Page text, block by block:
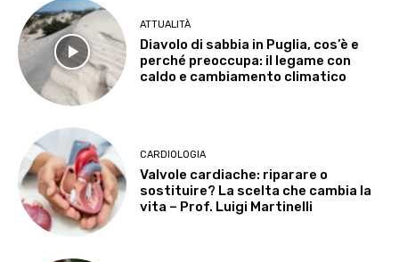
ATTUALITÀ
Diavolo di sabbia in Puglia, cos’è e
perché preoccupa: il legame con
caldo e cambiamento climatico
CARDIOLOGIA
Valvole cardiache: riparare o
sostituire? La scelta che cambia la
vita – Prof. Luigi Martinelli